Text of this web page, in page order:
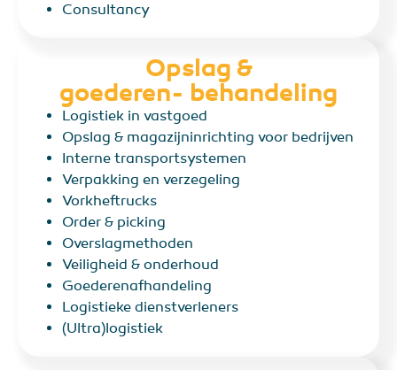
Consultancy
Opslag &
goederen- behandeling
Logistiek in vastgoed
Opslag & magazijninrichting voor bedrijven
Interne transportsystemen
Verpakking en verzegeling
Vorkheftrucks
Order & picking
Overslagmethoden
Veiligheid & onderhoud
Goederenafhandeling
Logistieke dienstverleners
(Ultra)logistiek